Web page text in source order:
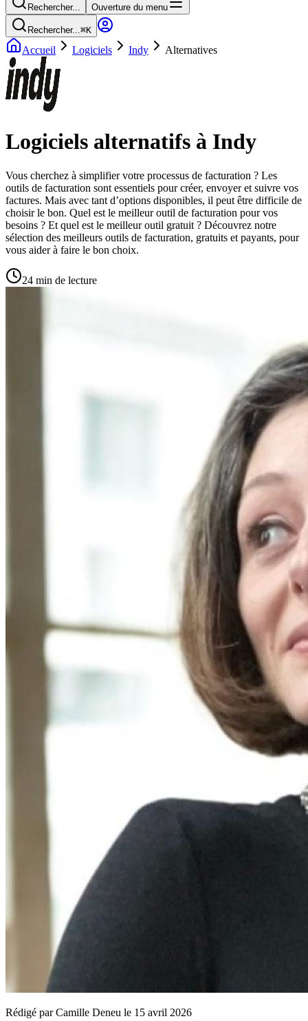
Rechercher... Ouverture du menu
Rechercher...⌘K
Accueil Logiciels Indy Alternatives
Logiciels alternatifs à Indy
Vous cherchez à simplifier votre processus de facturation ? Les
outils de facturation sont essentiels pour créer, envoyer et suivre vos
factures. Mais avec tant d’options disponibles, il peut être difficile de
choisir le bon. Quel est le meilleur outil de facturation pour vos
besoins ? Et quel est le meilleur outil gratuit ? Découvrez notre
sélection des meilleurs outils de facturation, gratuits et payants, pour
vous aider à faire le bon choix.
24 min de lecture
Rédigé par Camille Deneu le 15 avril 2026